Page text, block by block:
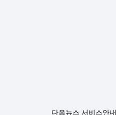
다음뉴스 서비스안내